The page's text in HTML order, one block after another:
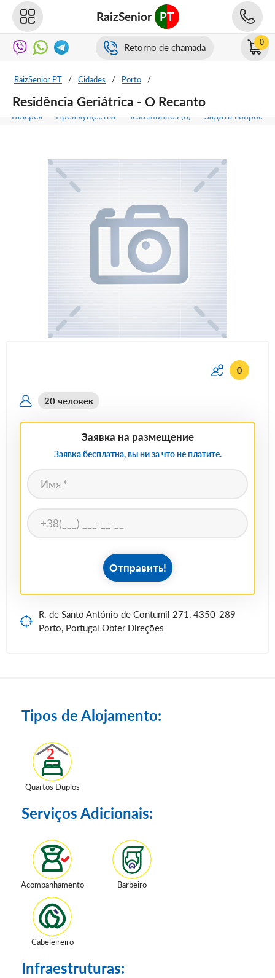
RaizSenior PT
Retorno de chamada 0
RaizSenior PT / Cidades / Porto /
Residência Geriátrica - O Recanto
Галерея Преимущества Testemunhos (0) Задать вопрос
0
20 человек
Заявка на размещение
Заявка бесплатна, вы ни за что не платите.
Отправить!
R. de Santo António de Contumil 271, 4350-289
Porto, Portugal Obter Direções
Tipos de Alojamento:
Quartos Duplos
Serviços Adicionais:
Acompanhamento Barbeiro
Cabeleireiro
Infraestruturas: